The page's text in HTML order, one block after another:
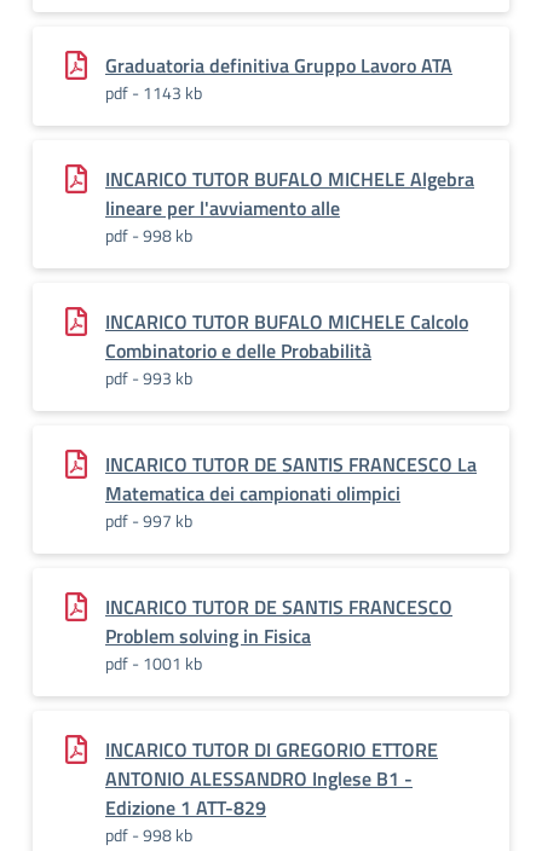
Graduatoria definitiva Gruppo Lavoro ATA
pdf - 1143 kb
INCARICO TUTOR BUFALO MICHELE Algebra
lineare per l'avviamento alle
pdf - 998 kb
INCARICO TUTOR BUFALO MICHELE Calcolo
Combinatorio e delle Probabilità
pdf - 993 kb
INCARICO TUTOR DE SANTIS FRANCESCO La
Matematica dei campionati olimpici
pdf - 997 kb
INCARICO TUTOR DE SANTIS FRANCESCO
Problem solving in Fisica
pdf - 1001 kb
INCARICO TUTOR DI GREGORIO ETTORE
ANTONIO ALESSANDRO Inglese B1 -
Edizione 1 ATT-829
pdf - 998 kb